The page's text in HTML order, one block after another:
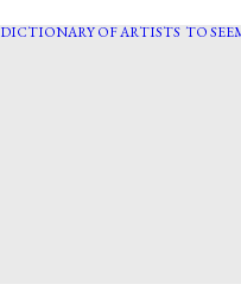
DICTIONARY OF ARTISTS TO